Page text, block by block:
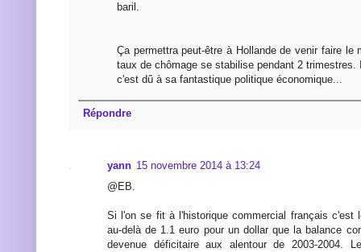
baril.
Ça permettra peut-être à Hollande de venir faire le
taux de chômage se stabilise pendant 2 trimestres.
c'est dû à sa fantastique politique économique...
Répondre
yann 15 novembre 2014 à 13:24
@EB.
Si l'on se fit à l'historique commercial français c'est
au-delà de 1.1 euro pour un dollar que la balance
devenue déficitaire aux alentour de 2003-2004.